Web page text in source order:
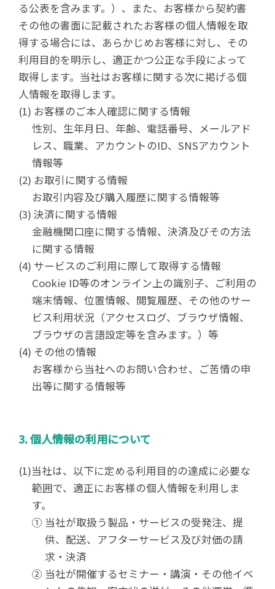
る公表を含みます。）、また、お客様から契約書
その他の書面に記載されたお客様の個人情報を取
得する場合には、あらかじめお客様に対し、その
利用目的を明示し、適正かつ公正な手段によって
取得します。当社はお客様に関する次に掲げる個
人情報を取得します。
(1) お客様のご本人確認に関する情報
性別、生年月日、年齢、電話番号、メールアド
レス、職業、アカウントのID、SNSアカウント
情報等
(2) お取引に関する情報
お取引内容及び購入履歴に関する情報等
(3) 決済に関する情報
金融機関口座に関する情報、決済及びその方法
に関する情報
(4) サービスのご利用に際して取得する情報
Cookie ID等のオンライン上の識別子、ご利用の
端末情報、位置情報、閲覧履歴、その他のサー
ビス利用状況（アクセスログ、ブラウザ情報、
ブラウザの言語設定等を含みます。）等
(4) その他の情報
お客様から当社へのお問い合わせ、ご苦情の申
出等に関する情報等
3. 個人情報の利用について
(1)当社は、以下に定める利用目的の達成に必要な
範囲で、適正にお客様の個人情報を利用しま
す。
① 当社が取扱う製品・サービスの受発注、提
供、配送、アフターサービス及び対価の請
求・決済
② 当社が開催するセミナー・講演・その他イベ